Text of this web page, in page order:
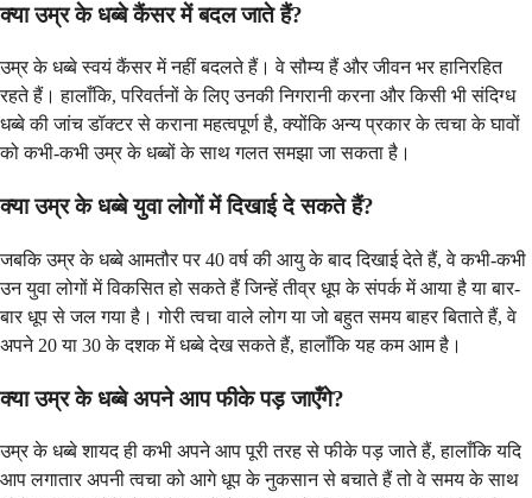
क्या उम्र के धब्बे कैंसर में बदल जाते हैं?
उम्र के धब्बे स्वयं कैंसर में नहीं बदलते हैं। वे सौम्य हैं और जीवन भर हानिरहित
रहते हैं। हालाँकि, परिवर्तनों के लिए उनकी निगरानी करना और किसी भी संदिग्ध
धब्बे की जांच डॉक्टर से कराना महत्वपूर्ण है, क्योंकि अन्य प्रकार के त्वचा के घावों
को कभी-कभी उम्र के धब्बों के साथ गलत समझा जा सकता है।
क्या उम्र के धब्बे युवा लोगों में दिखाई दे सकते हैं?
जबकि उम्र के धब्बे आमतौर पर 40 वर्ष की आयु के बाद दिखाई देते हैं, वे कभी-कभी
उन युवा लोगों में विकसित हो सकते हैं जिन्हें तीव्र धूप के संपर्क में आया है या बार-
बार धूप से जल गया है। गोरी त्वचा वाले लोग या जो बहुत समय बाहर बिताते हैं, वे
अपने 20 या 30 के दशक में धब्बे देख सकते हैं, हालाँकि यह कम आम है।
क्या उम्र के धब्बे अपने आप फीके पड़ जाएँगे?
उम्र के धब्बे शायद ही कभी अपने आप पूरी तरह से फीके पड़ जाते हैं, हालाँकि यदि
आप लगातार अपनी त्वचा को आगे धूप के नुकसान से बचाते हैं तो वे समय के साथ